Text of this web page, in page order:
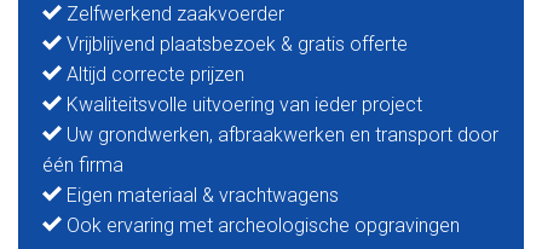
Zelfwerkend zaakvoerder
Vrijblijvend plaatsbezoek & gratis offerte
Altijd correcte prijzen
Kwaliteitsvolle uitvoering van ieder project
Uw grondwerken, afbraakwerken en transport door
één firma
Eigen materiaal & vrachtwagens
Ook ervaring met archeologische opgravingen